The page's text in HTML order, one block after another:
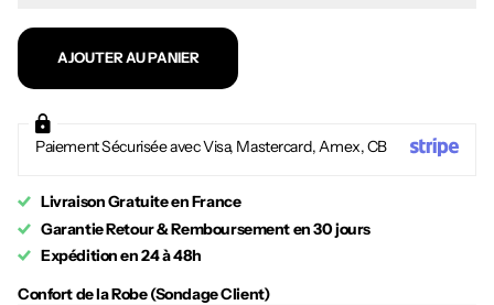
AJOUTER AU PANIER
Paiement Sécurisée avec Visa, Mastercard, Amex, CB
Livraison Gratuite en France
Garantie Retour & Remboursement en 30 jours
Expédition en 24 à 48h
Confort de la Robe (Sondage Client)